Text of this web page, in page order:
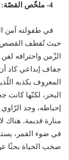
4- ملخّص القصّة:
في طفولته آمن
حيث تُقطف القصص
الزّمن واحترافه
جفاف إبداعي كاد
المعروف بكذبه
البحر، لكنّها
إحباطه، وجد
منارة قديمة. هناك
في ضوء القمر،
صخب الحياة بحثًا